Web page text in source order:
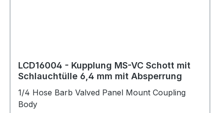
LCD16004 - Kupplung MS-VC Schott mit
Schlauchtülle 6,4 mm mit Absperrung
1/4 Hose Barb Valved Panel Mount Coupling
Body